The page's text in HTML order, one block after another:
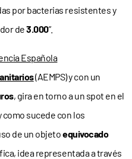
por bacterias resistentes y
de3.000”.
Española
(AEMPS) y con un
, gira en torno a un spot en el
como sucede con los
de un objetoequivocado
idea representada a través